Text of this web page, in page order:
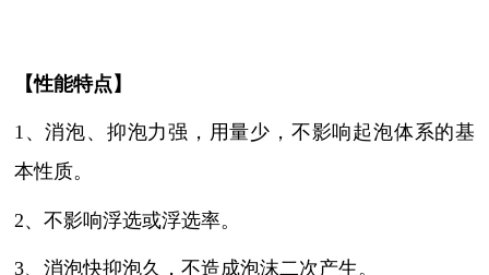
【性能特点】
1、消泡、抑泡力强，用量少，不影响起泡体系的基
本性质。
2、不影响浮选或浮选率。
3、消泡快抑泡久，不造成泡沫二次产生。